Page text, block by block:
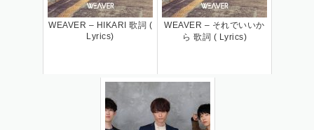
WEAVER – HIKARI 歌詞 (
Lyrics)
WEAVER – それでいいか
ら 歌詞 ( Lyrics)